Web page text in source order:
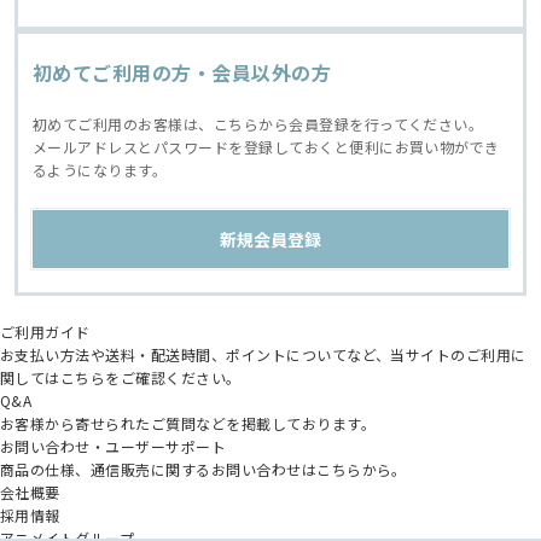
初めてご利用の方・会員以外の方
初めてご利用のお客様は、こちらから会員登録を行ってください。
メールアドレスとパスワードを登録しておくと便利にお買い物ができ
るようになります。
ご利用ガイド
お支払い方法や送料・配送時間、ポイントについてなど、当サイトのご利用に
関してはこちらをご確認ください。
Q&A
お客様から寄せられたご質問などを掲載しております。
お問い合わせ・ユーザーサポート
商品の仕様、通信販売に関するお問い合わせはこちらから。
会社概要
採用情報